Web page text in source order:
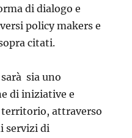
di dialogo e
policy makers e
citati.
sia uno
di iniziative e
attraverso
servizi di